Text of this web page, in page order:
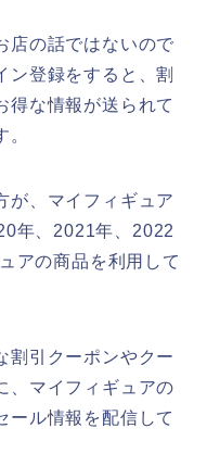
店の話ではないので
ン登録をすると、割
得な情報が送られて
が、マイフィギュア
年、2021年、2022
アの商品を利用して
割引クーポンやクー
、マイフィギュアの
ール情報を配信して